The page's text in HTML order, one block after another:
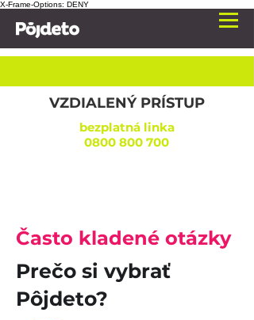
X-Frame-Options: DENY
VZDIALENÝ PRÍSTUP
bezplatná linka
0800 800 700
Často kladené otázky
Prečo si vybrať
Pôjdeto?